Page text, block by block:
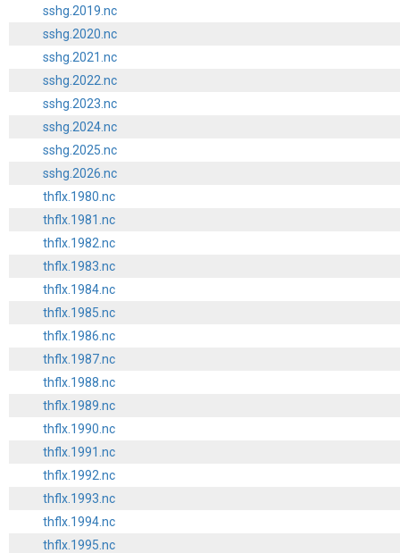
sshg.2019.nc
sshg.2020.nc
sshg.2021.nc
sshg.2022.nc
sshg.2023.nc
sshg.2024.nc
sshg.2025.nc
sshg.2026.nc
thflx.1980.nc
thflx.1981.nc
thflx.1982.nc
thflx.1983.nc
thflx.1984.nc
thflx.1985.nc
thflx.1986.nc
thflx.1987.nc
thflx.1988.nc
thflx.1989.nc
thflx.1990.nc
thflx.1991.nc
thflx.1992.nc
thflx.1993.nc
thflx.1994.nc
thflx.1995.nc